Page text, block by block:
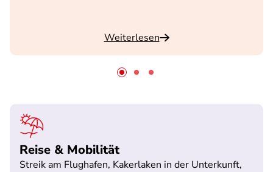
Weiterlesen
Reise & Mobilität
Streik am Flughafen, Kakerlaken in der Unterkunft,